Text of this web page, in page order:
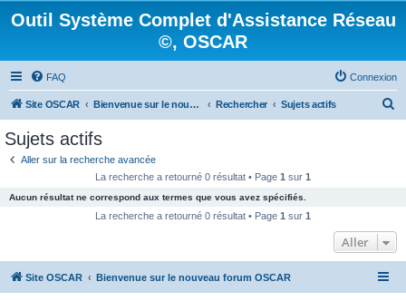
Outil Système Complet d'Assistance Réseau
©, OSCAR
FAQ Connexion
Site OSCAR Bienvenue sur le nouveau forum OSCAR Rechercher Sujets actifs
c
Sujets actifs
Aller sur la recherche avancée
La recherche a retourné 0 résultat • Page 1 sur 1
Aucun résultat ne correspond aux termes que vous avez spécifiés.
La recherche a retourné 0 résultat • Page 1 sur 1
Aller
Site OSCAR Bienvenue sur le nouveau forum OSCAR